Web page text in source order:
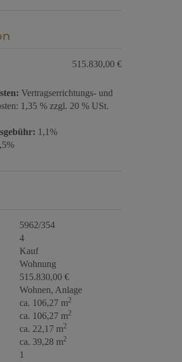
515.830,00 €
Vertragserrichtungs- und
1,35 % zzgl. 20 % USt.
1,1%
5962/354
4
Kauf
Wohnung
515.830,00 €
Wohnen Anlage
ca. 106,27 m2
ca. 106,27 m2
ca. 22,17 m2
ca. 39,28 m2
1